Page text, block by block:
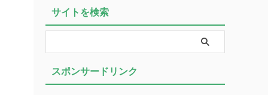
サイトを検索
スポンサードリンク